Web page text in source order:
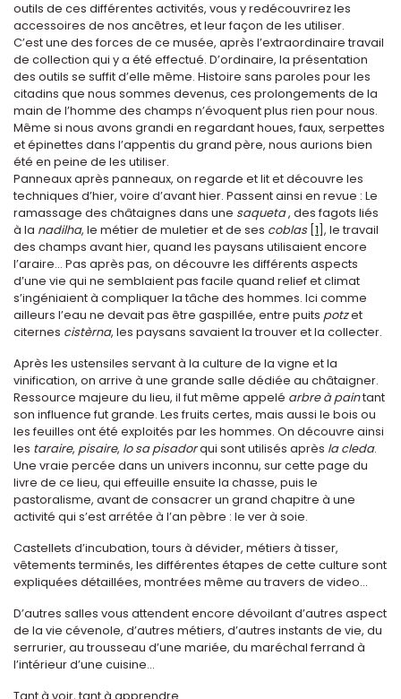
outils de ces différentes activités, vous y redécouvrirez les
accessoires de nos ancêtres, et leur façon de les utiliser.
C’est une des forces de ce musée, après l’extraordinaire travail
de collection qui y a été effectué. D’ordinaire, la présentation
des outils se suffit d’elle même. Histoire sans paroles pour les
citadins que nous sommes devenus, ces prolongements de la
main de l’homme des champs n’évoquent plus rien pour nous.
Même si nous avons grandi en regardant houes, faux, serpettes
et épinettes dans l’appentis du grand père, nous aurions bien
été en peine de les utiliser.
Panneaux après panneaux, on regarde et lit et découvre les
techniques d’hier, voire d’avant hier. Passent ainsi en revue : Le
ramassage des châtaignes dans une saqueta, des fagots liés
à la nadilha, le métier de muletier et de ses coblas[ 1 , le travail
des champs avant hier, quand les paysans utilisaient encore
l’araire... Pas après pas, on découvre les différents aspects
d’une vie qui ne semblaient pas facile quand relief et climat
s’ingéniaient à compliquer la tâche des hommes. Ici comme
ailleurs l’eau ne devait pas être gaspillée, entre puits potzet
citernes cistèrna, les paysans savaient la trouver et la collecter.
Après les ustensiles servant à la culture de la vigne et la
vinification, on arrive à une grande salle dédiée au châtaigner.
Ressource majeure du lieu, il fut même appelé arbre à paintant
son influence fut grande. Les fruits certes, mais aussi le bois ou
les feuilles ont été exploités par les hommes. On découvre ainsi
les taraire, pisaire, lo sa pisadorqui sont utilisés après la cleda.
Une vraie percée dans un univers inconnu, sur cette page du
livre de ce lieu, qui effeuille ensuite la chasse, puis le
pastoralisme, avant de consacrer un grand chapitre à une
activité qui s’est arrétée à l’an pèbre : le ver à soie.
Castellets d’incubation, tours à dévider, métiers à tisser,
vêtements terminés, les différentes étapes de cette culture sont
expliquées détaillées, montrées même au travers de video...
D’autres salles vous attendent encore dévoilant d’autres aspect
de la vie cévenole, d’autres métiers, d’autres instants de vie, du
serrurier, au trousseau d’une mariée, du maréchal ferrand à
l’intérieur d’une cuisine...
Tant à voir, tant à apprendre.